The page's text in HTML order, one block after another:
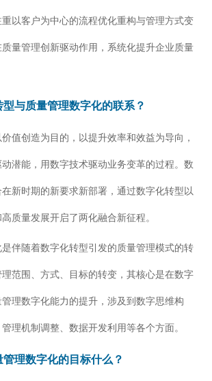
以客户为中心的流程优化重构与管理方式变
量管理创新驱动作用，系统化提升企业质量
型与质量管理数字化的联系？
值创造为目的，以提升效率和效益为导向，
潜能，用数字技术驱动业务变革的过程。数
新时期的新要求新部署，通过数字化转型以
质量发展开启了两化融合新征程。
伴随着数字化转型引发的质量管理模式的转
范围、方式、目标的转变，其核心是在数字
理数字化能力的提升，涉及到数字思维构
理机制调整、数据开发利用等各个方面。
理数字化的目标什么？